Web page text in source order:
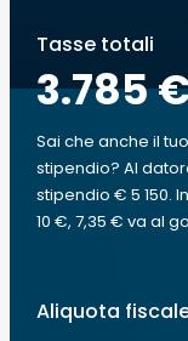
Tasse totali
3.785
Sai che anche il
stipendio? Al
stipendio € 5 150.
10 €, 7,35 € va al
Aliquota